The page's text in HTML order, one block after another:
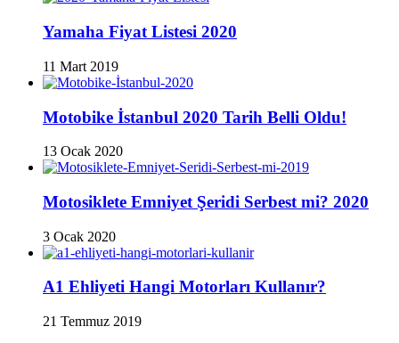
Yamaha Fiyat Listesi 2020
11 Mart 2019
Motobike İstanbul 2020 Tarih Belli Oldu!
13 Ocak 2020
Motosiklete Emniyet Şeridi Serbest mi? 2020
3 Ocak 2020
A1 Ehliyeti Hangi Motorları Kullanır?
21 Temmuz 2019